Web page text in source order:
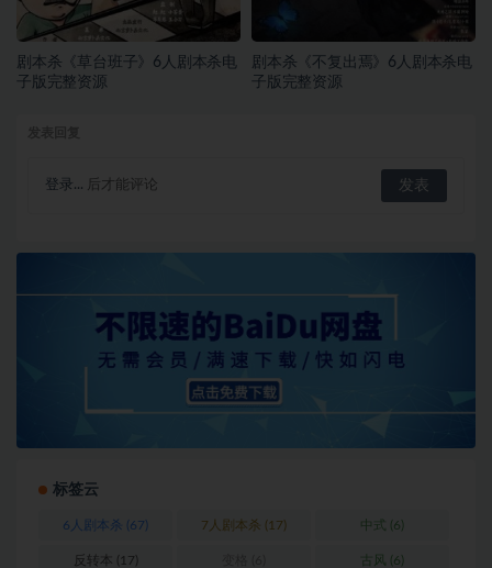
剧本杀《草台班子》6人剧本杀电
子版完整资源
剧本杀《不复出焉》6人剧本杀电
子版完整资源
登录... 后才能评论
标签云
6人剧本杀 (67) 7人剧本杀 (17) 中式 (6)
反转本 (17) 古风 (6)